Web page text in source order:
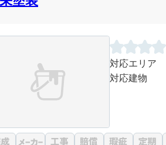
対応エリア
対応建物